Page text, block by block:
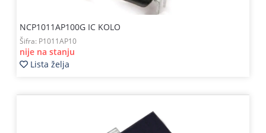
NCP1011AP100G IC KOLO
Šifra: P1011AP10
nije na stanju
Lista želja